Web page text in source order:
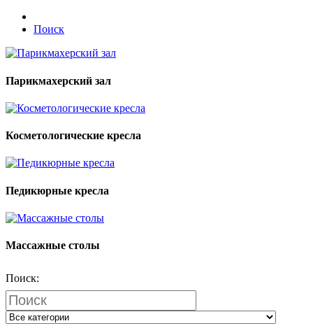
Поиск
Парикмахерский зал
Косметологические кресла
Педикюрные кресла
Массажные столы
Поиск: